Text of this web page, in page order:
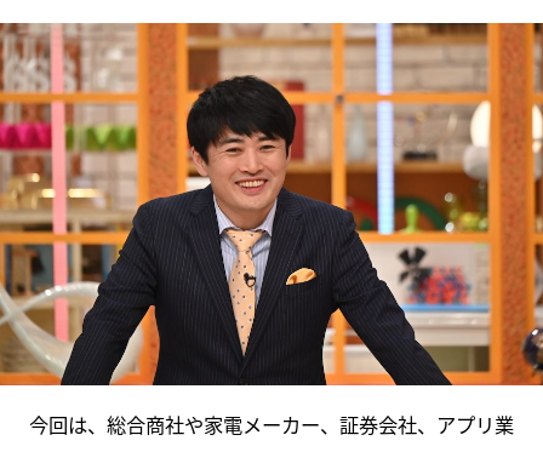
今回は、総合商社や家電メーカー、証券会社、アプリ業